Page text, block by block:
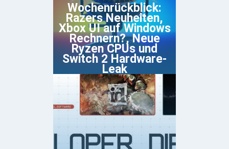
Wochenrückblick:
Razers Neuheiten,
Xbox UI auf Windows
Rechnern?, Neue
Ryzen CPUs und
Switch 2 Hardware-
Leak